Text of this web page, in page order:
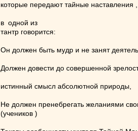
которые передают тайные наставления ,
в одной из
тантр говорится:
Он должен быть мудр и не занят
Должен довеcти до cовершенной
истинный смыcл абсолютной природы,
Не должен пренебрегать желаниями
(учеников ) ­